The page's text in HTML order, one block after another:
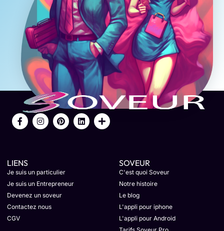
LIENS
Je suis un particulier
Je suis un Entrepreneur
Devenez un soveur
Contactez nous
CGV
SOVEUR
C'est quoi Soveur
Notre histoire
Le blog
L'appli pour iphone
L'appli pour Android